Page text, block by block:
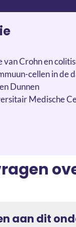
van Crohn en
cellen in de
Dunnen
Medische
aan dit